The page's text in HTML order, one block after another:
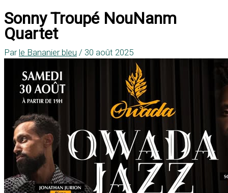
Sonny Troupé NouNanm
Quartet
Par le Bananier bleu / 30 août 2025